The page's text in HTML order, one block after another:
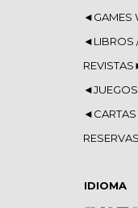
◄GAMES
◄LIBROS
RESERVAS
IDIOMA